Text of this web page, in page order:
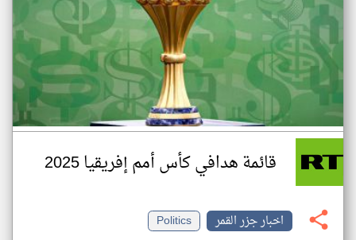
قائمة هدافي كأس أمم إفريقيا 2025
اخبار جزر القمر
Politics